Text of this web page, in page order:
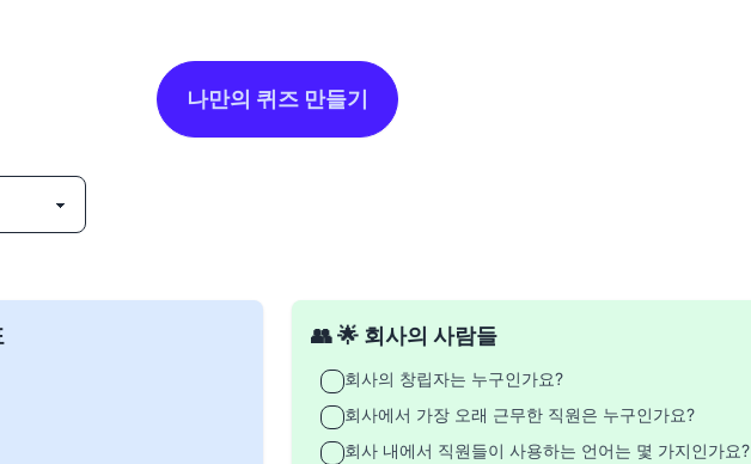
나만의 퀴즈 만들기
👥 🌟 회사의 사람들
회사의 창립자는 누구인가요?
회사에서 가장 오래 근무한 직원은 누구인가요?
회사 내에서 직원들이 사용하는 언어는 몇 가지인가요?